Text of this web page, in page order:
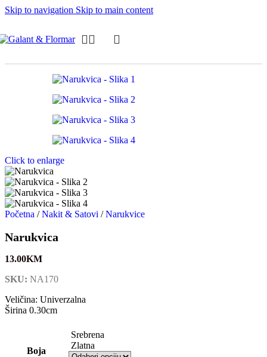
Skip to navigation Skip to main content
Click to enlarge
Početna / Nakit & Satovi / Narukvice
Narukvica
13.00KM
SKU: NA170
Veličina: Univerzalna
Širina 0.30cm
Boja
Srebrena
Zlatna